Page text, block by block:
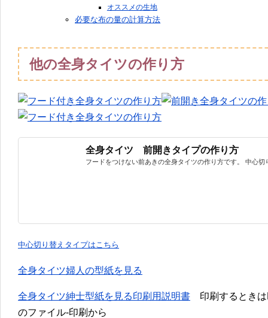
オススメの生地
必要な布の量の計算方法
他の全身タイツの作り方
全身タイツ 前開きタイプの作り方
フードをつけない前あきの全身タイツの作り方です。 中心切
中心切り替えタイプはこちら
全身タイツ婦人の型紙を見る
全身タイツ紳士型紙を見る印刷用説明書 印刷するときは
のファイル-印刷から